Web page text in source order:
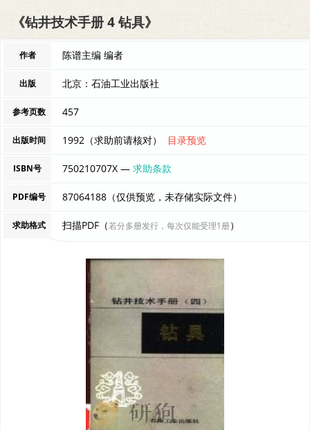
《钻井技术手册 4 钻具》
作者 陈谱主编 编者
出版 北京：石油工业出版社
参考页数 457
出版时间 1992（求助前请核对） 目录预览
ISBN号 750210707X —求助条款
PDF编号 87064188（仅供预览，未存储实际文件）
求助格式 扫描PDF（若分多册发行，每次仅能受理1册）